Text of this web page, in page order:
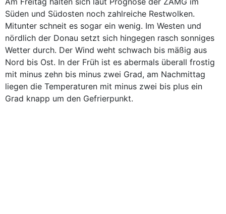
Süden und Südosten noch zahlreiche Restwolken.
Mitunter schneit es sogar ein wenig. Im Westen und
nördlich der Donau setzt sich hingegen rasch sonniges
Wetter durch. Der Wind weht schwach bis mäßig aus
Nord bis Ost. In der Früh ist es abermals überall frostig
mit minus zehn bis minus zwei Grad, am Nachmittag
liegen die Temperaturen mit minus zwei bis plus ein
Grad knapp um den Gefrierpunkt.